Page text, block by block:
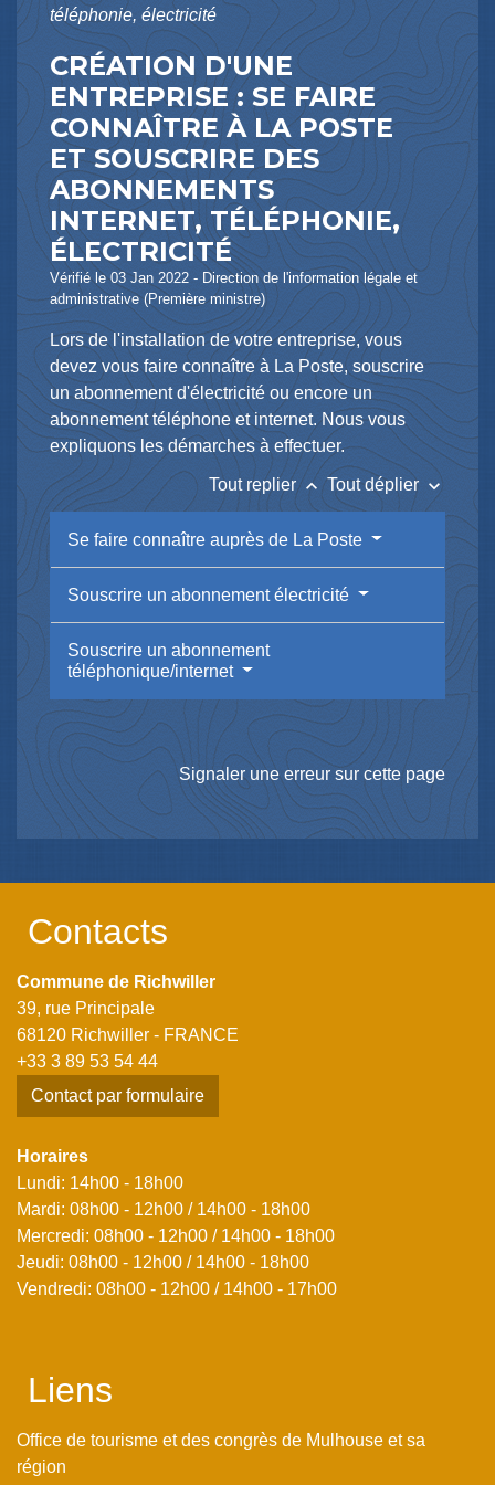
téléphonie, électricité
CRÉATION D'UNE
ENTREPRISE : SE FAIRE
CONNAÎTRE À LA POSTE
ET SOUSCRIRE DES
ABONNEMENTS
INTERNET, TÉLÉPHONIE,
ÉLECTRICITÉ
Vérifié le 03 Jan 2022 - Direction de l'information légale et
administrative (Première ministre)
Lors de l'installation de votre entreprise, vous
devez vous faire connaître à La Poste, souscrire
un abonnement d'électricité ou encore un
abonnement téléphone et internet. Nous vous
expliquons les démarches à effectuer.
Tout replierkeyboard_arrow_up Tout déplier keyboard_arrow_down
Se faire connaître auprès de La Poste
Souscrire un abonnement électricité
Souscrire un abonnement
téléphonique/internet
Signaler une erreur sur cette page
Contacts
Commune de Richwiller
39, rue Principale
68120 Richwiller - FRANCE
+33 3 89 53 54 44
Contact par formulaire
Horaires
Lundi: 14h00 - 18h00
Mardi: 08h00 - 12h00 / 14h00 - 18h00
Mercredi: 08h00 - 12h00 / 14h00 - 18h00
Jeudi: 08h00 - 12h00 / 14h00 - 18h00
Vendredi: 08h00 - 12h00 / 14h00 - 17h00
Liens
Office de tourisme et des congrès de Mulhouse et sa
région